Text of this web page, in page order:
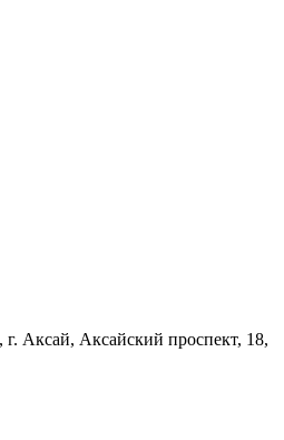
г. Аксай, Аксайский проспект, 18,